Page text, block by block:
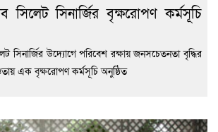
সিলেট সিনার্জির বৃক্ষরোপণ কর্মসূচি
সিনার্জির উদ্যোগে পরিবেশ রক্ষায় জনসচেতনতা বৃদ্ধির
এক বৃক্ষরোপণ কর্মসূচি অনুষ্ঠিত